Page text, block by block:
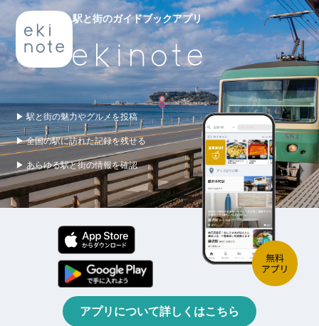
駅と街のガイドブックアプリ
▶ 駅と街の魅力やグルメを投稿
▶ 全国の駅に訪れた記録を残せる
▶ あらゆる駅と街の情報を確認
アプリについて詳しくはこちら